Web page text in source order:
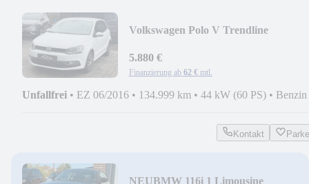
Volkswagen Polo V Trendline
NEU+
5.880 €
Finanzierung ab 62 € mtl.
Unfallfrei • EZ 06/2016 • 134.999 km • 44 kW (60 PS) • Benzin
Kontakt
NEUBMW 116i 1 Limousine